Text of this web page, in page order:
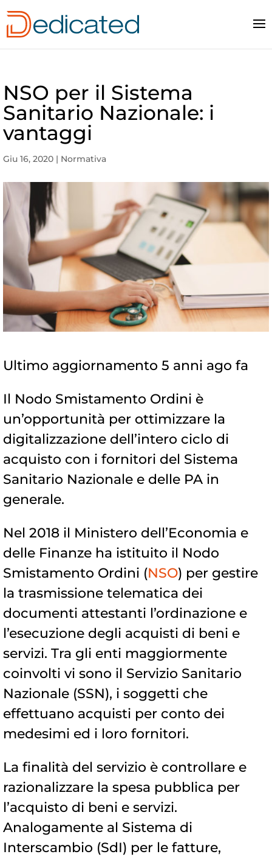
NSO per il Sistema
Sanitario Nazionale: i
vantaggi
Giu 16, 2020 | Normativa
Ultimo aggiornamento 5 anni ago fa
Il Nodo Smistamento Ordini è
un’opportunità per ottimizzare la
digitalizzazione dell’intero ciclo di
acquisto con i fornitori del Sistema
Sanitario Nazionale e delle PA in
generale.
Nel 2018 il Ministero dell’Economia e
delle Finanze ha istituito il Nodo
Smistamento Ordini (NSO) per gestire
la trasmissione telematica dei
documenti attestanti l’ordinazione e
l’esecuzione degli acquisti di beni e
servizi. Tra gli enti maggiormente
coinvolti vi sono il Servizio Sanitario
Nazionale (SSN), i soggetti che
effettuano acquisti per conto dei
medesimi ed i loro fornitori.
La finalità del servizio è controllare e
razionalizzare la spesa pubblica per
l’acquisto di beni e servizi.
Analogamente al Sistema di
Interscambio (SdI) per le fatture,